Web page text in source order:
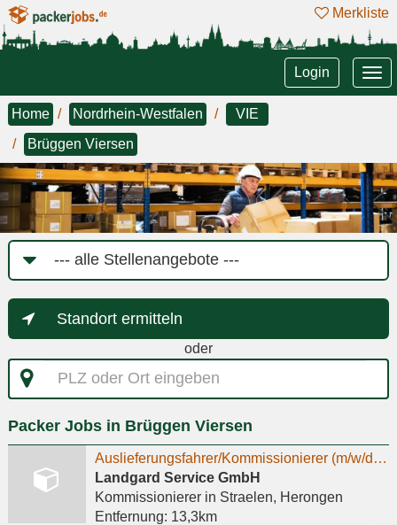
Merkliste
Login
Home Nordrhein-Westfalen
VIE
Brüggen Viersen
Job-
Kategorie
Standort ermitteln
oder
PLZ
oder
eingeben
Packer Jobs in Brüggen Viersen
Auslieferungsfahrer/Kommissionierer (m/w/d) im Nahverkehr Vollzeit - Kein LKW-Führerschein
Landgard Service GmbH
Kommissioniererin Straelen, Herongen
Entfernung: 13,3km